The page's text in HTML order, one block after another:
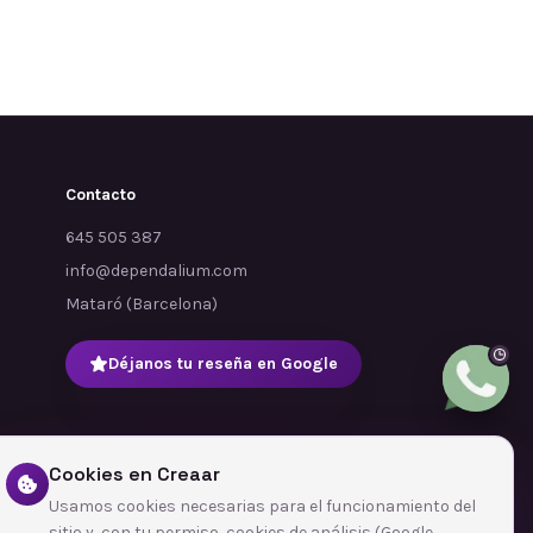
Contacto
645 505 387
info@dependalium.com
Mataró (Barcelona)
Déjanos tu reseña en Google
Cookies en Creaar
Usamos cookies necesarias para el funcionamiento del